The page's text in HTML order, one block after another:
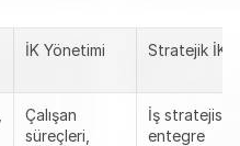
İK Yönetimi Stratejik İK
Çalışan
süreçleri,
İş
entegre